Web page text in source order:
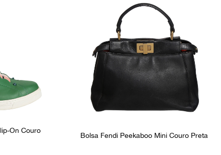
On Couro
Bolsa Fendi Peekaboo Mini Couro Preta